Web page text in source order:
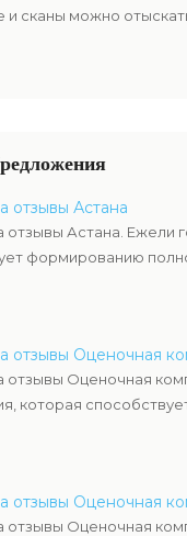
сканы можно
отзывы Астана
отзывы Астана. Ежели
формированию
отзывы Оценочная
отзывы Оценочная
которая
отзывы Оценочная
отзывы Оценочная